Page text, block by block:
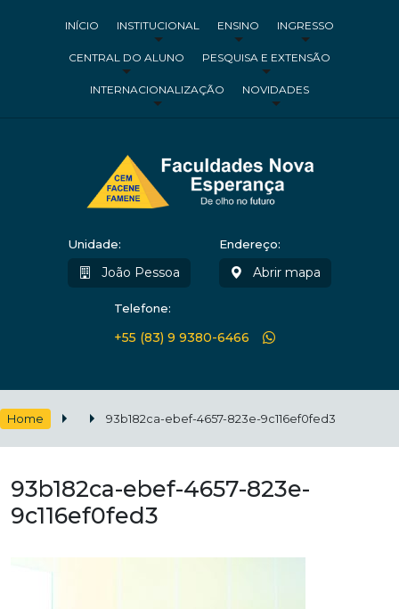
INÍCIO INSTITUCIONAL ENSINO INGRESSO
CENTRAL DO ALUNO PESQUISA E EXTENSÃO
INTERNACIONALIZAÇÃO NOVIDADES
Unidade:
João Pessoa
Endereço:
Abrir mapa
Telefone:
+55 (83) 9 9380-6466
Home 93b182ca-ebef-4657-823e-9c116ef0fed3
93b182ca-ebef-4657-823e-
9c116ef0fed3